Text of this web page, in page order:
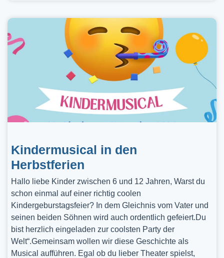
Kindermusical in den
Herbstferien
Hallo liebe Kinder zwischen 6 und 12 Jahren, Warst du
schon einmal auf einer richtig coolen
Kindergeburstagsfeier? In dem Gleichnis vom Vater und
seinen beiden Söhnen wird auch ordentlich gefeiert.Du
bist herzlich eingeladen zur coolsten Party der
Welt“.Gemeinsam wollen wir diese Geschichte als
Musical aufführen. Egal ob du lieber Theater spielst,